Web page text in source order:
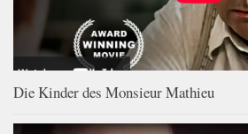
Die Kinder des Monsieur Mathieu